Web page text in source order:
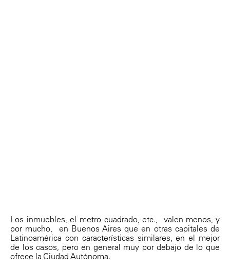
Los inmuebles, el metro cuadrado, etc., valen menos, y
por mucho, en Buenos Aires que en otras capitales de
Latinoamérica con características similares, en el mejor
de los casos, pero en general muy por debajo de lo que
ofrece la Ciudad Autónoma.